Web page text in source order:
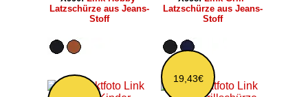
Latzschürze aus Jeans-
Stoff
Latzschürze aus Jeans-
Stoff
19,43€